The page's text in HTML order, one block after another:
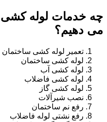
چه خدمات لوله کشی
می دهیم؟
تعمیر لوله کشی ساختمان
لوله کشی ساختمان
لوله کشی آب
لوله کشی فاضلاب
لوله کشی گاز
نصب شیرآلات
رفع نم ساختمان
رفع نشتی لوله فاضلاب